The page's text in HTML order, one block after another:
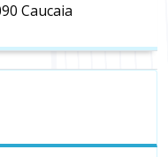
Caucaia